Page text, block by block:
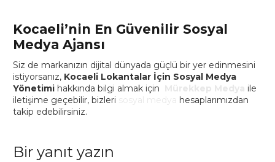
Kocaeli’nin En Güvenilir Sosyal
Medya Ajansı
Siz de markanızın dijital dünyada güçlü bir yer edinmesini
istiyorsanız, Kocaeli Lokantalar İçin Sosyal Medya
Yönetimi hakkında bilgi almak için
ile
iletişime geçebilir, bizleri
hesaplarımızdan
takip edebilirsiniz.
Bir yanıt yazın